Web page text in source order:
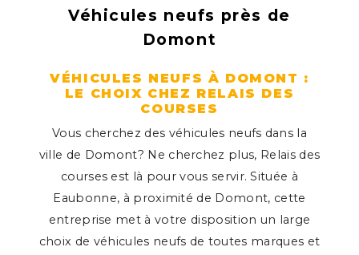
Véhicules neufs près de
Domont
VÉHICULES NEUFS À DOMONT :
LE CHOIX CHEZ RELAIS DES
COURSES
Vous cherchez des véhicules neufs dans la
ville de Domont? Ne cherchez plus, Relais des
courses est là pour vous servir. Située à
Eaubonne, à proximité de Domont, cette
entreprise met à votre disposition un large
choix de véhicules neufs de toutes marques et